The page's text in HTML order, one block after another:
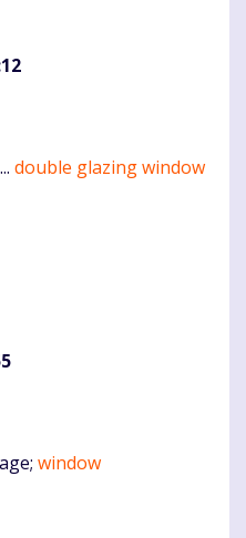
double glazing window
window